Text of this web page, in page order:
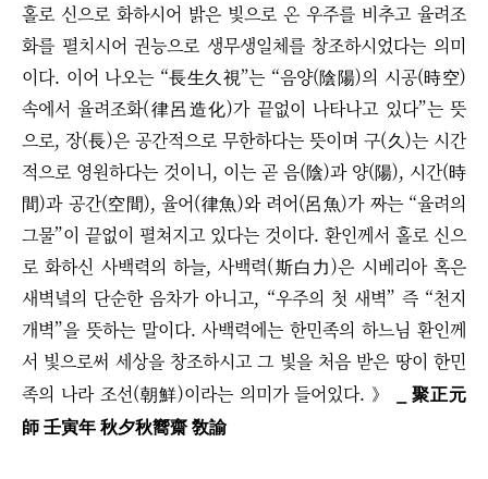
홀로 신으로 화하시어 밝은 빛으로 온 우주를 비추고 율려조
화를 펼치시어 권능으로 생무생일체를 창조하시었다는 의미
이다. 이어 나오는 “長生久視”는 “음양(陰陽)의 시공(時空)
속에서 율려조화(律呂造化)가 끝없이 나타나고 있다”는 뜻
으로, 장(長)은 공간적으로 무한하다는 뜻이며 구(久)는 시간
적으로 영원하다는 것이니, 이는 곧 음(陰)과 양(陽), 시간(時
間)과 공간(空間), 율어(律魚)와 려어(呂魚)가 짜는 “율려의
그물”이 끝없이 펼쳐지고 있다는 것이다. 환인께서 홀로 신으
로 화하신 사백력의 하늘, 사백력(斯白力)은 시베리아 혹은
새벽녘의 단순한 음차가 아니고, “우주의 첫 새벽” 즉 “천지
개벽”을 뜻하는 말이다. 사백력에는 한민족의 하느님 환인께
서 빛으로써 세상을 창조하시고 그 빛을 처음 받은 땅이 한민
족의 나라 조선(朝鮮)이라는 의미가 들어있다. 》
_ 聚正元
師 壬寅年 秋夕秋嚮齋 敎諭